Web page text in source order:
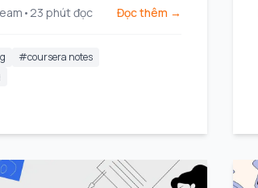
• 23 phút đọc Đọc thêm →
#coursera notes